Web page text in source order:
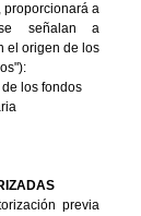
proporcionará a
señalan a
el origen de los
los fondos
previa